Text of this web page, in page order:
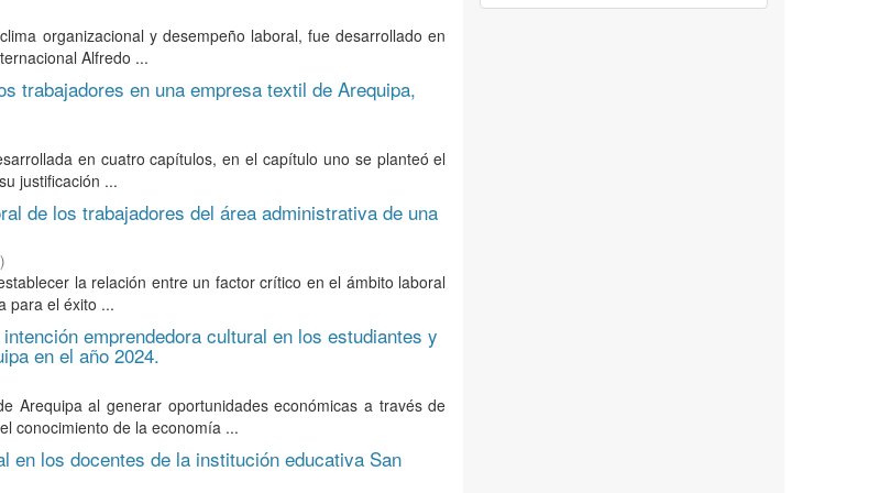
organizacional y desempeño laboral, fue desarrollado en
Alfredo ...
trabajadores en una empresa textil de Arequipa,
en cuatro capítulos, en el capítulo uno se planteó el
justificación ...
de los trabajadores del área administrativa de una
)
la relación entre un factor crítico en el ámbito laboral
para el éxito ...
emprendedora cultural en los estudiantes y
en el año 2024.
Arequipa al generar oportunidades económicas a través de
conocimiento de la economía ...
en los docentes de la institución educativa San